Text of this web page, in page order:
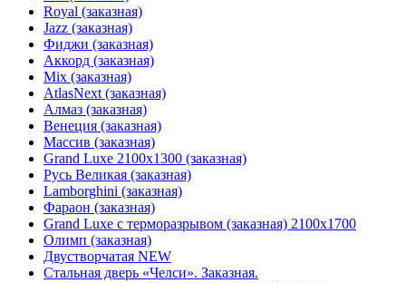
Royal (заказная)
Jazz (заказная)
Фиджи (заказная)
Аккорд (заказная)
Mix (заказная)
AtlasNext (заказная)
Алмаз (заказная)
Венеция (заказная)
Массив (заказная)
Grand Luxe 2100х1300 (заказная)
Русь Великая (заказная)
Lamborghini (заказная)
Фараон (заказная)
Grand Luxe с терморазрывом (заказная) 2100х1700
Олимп (заказная)
Двустворчатая NEW
Стальная дверь «Челси». Заказная.